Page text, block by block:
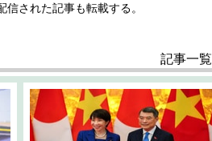
された記事も転載する。
記事一覧